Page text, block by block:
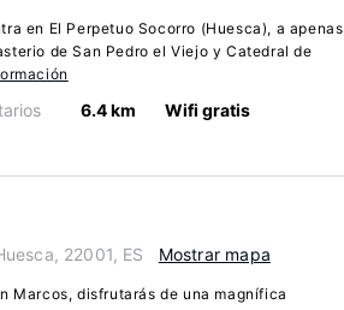
en El Perpetuo Socorro (Huesca), a apenas
de San Pedro el Viejo y Catedral de
6.4 km Wifi gratis
22001, ES Mostrar mapa
Marcos, disfrutarás de una magnífica